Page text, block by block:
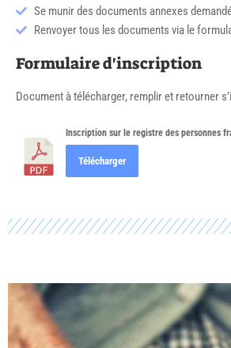
Se munir des documents annexes
Renvoyer tous les documents via le
Formulaire d'inscription
Document à télécharger, remplir et retourner
Inscription sur le registre des personnes
Télécharger